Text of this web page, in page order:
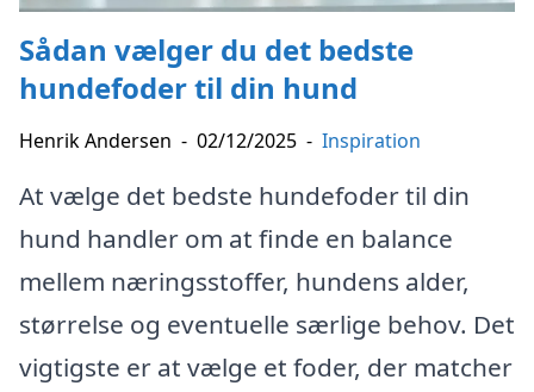
Sådan vælger du det bedste
hundefoder til din hund
Henrik Andersen - 02/12/2025 - Inspiration
At vælge det bedste hundefoder til din
hund handler om at finde en balance
mellem næringsstoffer, hundens alder,
størrelse og eventuelle særlige behov. Det
vigtigste er at vælge et foder, der matcher